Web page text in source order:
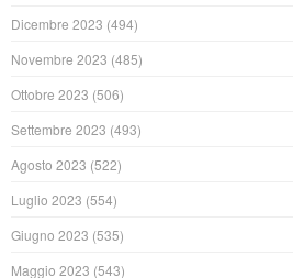
Dicembre 2023 (494)
Novembre 2023 (485)
Ottobre 2023 (506)
Settembre 2023 (493)
Agosto 2023 (522)
Luglio 2023 (554)
Giugno 2023 (535)
Maggio 2023 (543)